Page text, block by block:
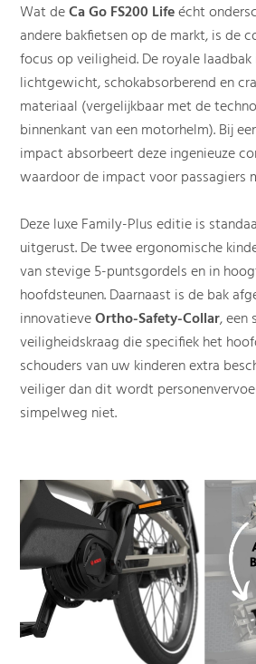
Wat deCa Go FS200 Lifeécht
andere bakfietsen op de markt, is de
focus op veiligheid. De royale
lichtgewicht, schokabsorberend en
materiaal (vergelijkbaar met de
binnenkant van een motorhelm). Bij
impact absorbeert deze ingenieuze
waardoor de impact voor passagiers
Deze luxe Family-Plus editie is
uitgerust. De twee ergonomische
van stevige 5-puntsgordels en in
hoofdsteunen. Daarnaast is de bak
innovatieveOrtho-Safety-Collar, een
veiligheidskraag die specifiek het
schouders van uw kinderen extra
veiliger dan dit wordt
simpelweg niet.